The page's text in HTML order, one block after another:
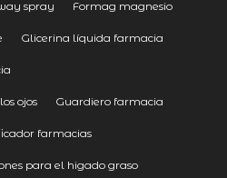
spray Formag magnesio
Glicerina líquida farmacia
ojos Guardiero farmacia
farmacias
para el higado graso